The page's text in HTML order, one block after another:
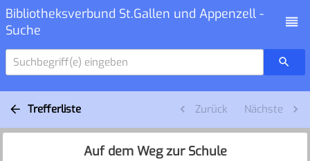
Bibliotheksverbund St.Gallen und Appenzell -
Suche
Suchbegriff(e) eingeben
Trefferliste Zurück Nächste
Auf dem Weg zur Schule